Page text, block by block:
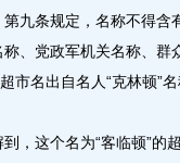
九条规定，名称不得含
、党政军机关名称、群
市名出自名人“克林顿”名
这个名为“客临顿”的